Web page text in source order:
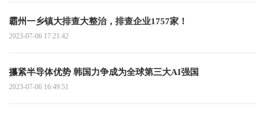
霸州一乡镇大排查大整治，排查企业1757家！
2023-07-06 17:21:42
攥紧半导体优势 韩国力争成为全球第三大AI强国
2023-07-06 16:49:51